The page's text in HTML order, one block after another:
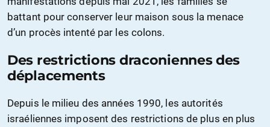
battant pour conserver leur maison sous la menace
d’un procès intenté par les colons.
Des restrictions draconiennes des
déplacements
Depuis le milieu des années 1990, les autorités
israéliennes imposent des restrictions de plus en plus